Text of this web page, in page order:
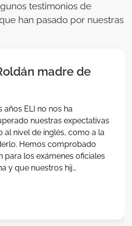
testimonios de
han pasado por nuestras
madre de
ELI no nos ha
nuestras expectativas
al nivel de inglés, como a la
Hemos comprobado
para los exámenes oficiales
y que nuestros hij…